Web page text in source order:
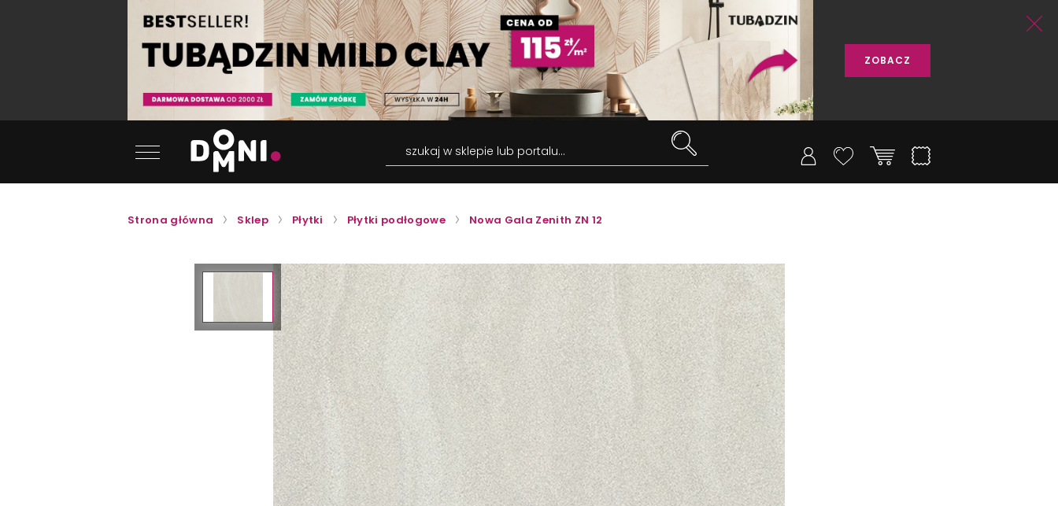
ZOBACZ
szukaj w sklepie lub portalu...
Strona główna Sklep Płytki Płytki podłogowe Nowa Gala Zenith ZN 12